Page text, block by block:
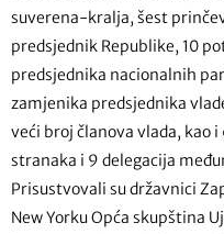
suverena-kralja, šest
predsjednik Republike, 10
predsjednika nacionalnih
zamjenika predsjednika
veći broj članova vlada, kao
stranaka i 9 delegacija
Prisustvovali su državnici
New Yorku Opća skupština